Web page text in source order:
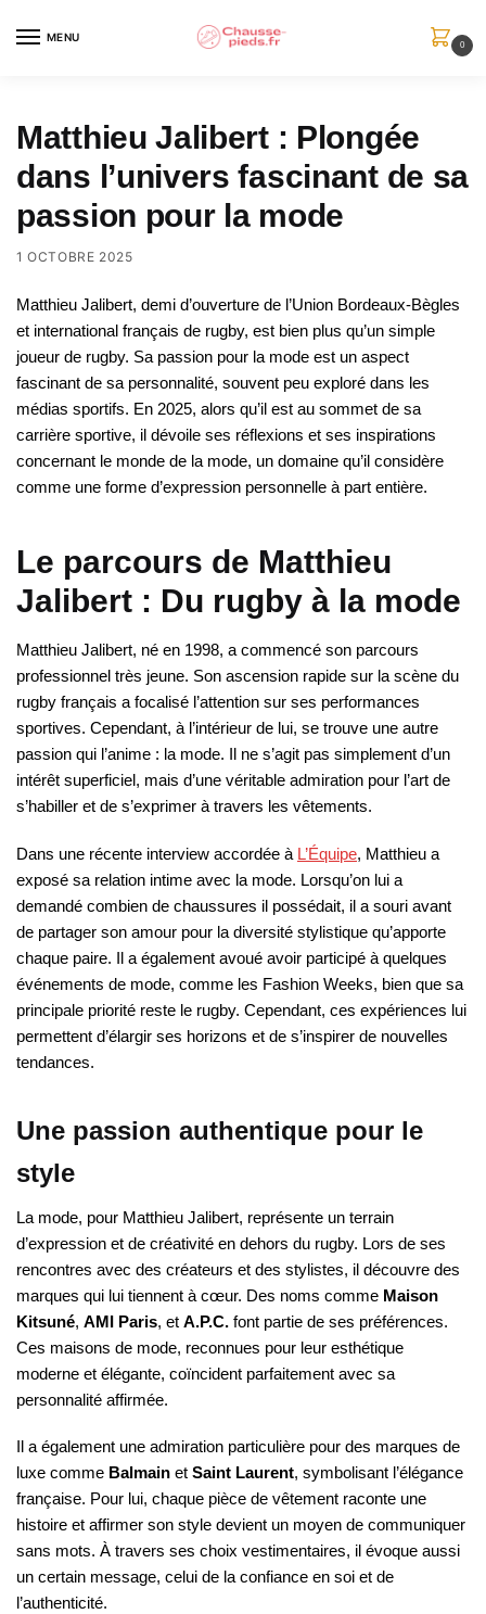
MENU
0
Matthieu Jalibert : Plongée
dans l’univers fascinant de sa
passion pour la mode
1 OCTOBRE 2025
Matthieu Jalibert, demi d’ouverture de l’Union Bordeaux-Bègles
et international français de rugby, est bien plus qu’un simple
joueur de rugby. Sa passion pour la mode est un aspect
fascinant de sa personnalité, souvent peu exploré dans les
médias sportifs. En 2025, alors qu’il est au sommet de sa
carrière sportive, il dévoile ses réflexions et ses inspirations
concernant le monde de la mode, un domaine qu’il considère
comme une forme d’expression personnelle à part entière.
Le parcours de Matthieu
Jalibert : Du rugby à la mode
Matthieu Jalibert, né en 1998, a commencé son parcours
professionnel très jeune. Son ascension rapide sur la scène du
rugby français a focalisé l’attention sur ses performances
sportives. Cependant, à l’intérieur de lui, se trouve une autre
passion qui l’anime : la mode. Il ne s’agit pas simplement d’un
intérêt superficiel, mais d’une véritable admiration pour l’art de
s’habiller et de s’exprimer à travers les vêtements.
Dans une récente interview accordée à L’Équipe, Matthieu a
exposé sa relation intime avec la mode. Lorsqu’on lui a
demandé combien de chaussures il possédait, il a souri avant
de partager son amour pour la diversité stylistique qu’apporte
chaque paire. Il a également avoué avoir participé à quelques
événements de mode, comme les Fashion Weeks, bien que sa
principale priorité reste le rugby. Cependant, ces expériences lui
permettent d’élargir ses horizons et de s’inspirer de nouvelles
tendances.
Une passion authentique pour le
style
La mode, pour Matthieu Jalibert, représente un terrain
d’expression et de créativité en dehors du rugby. Lors de ses
rencontres avec des créateurs et des stylistes, il découvre des
marques qui lui tiennent à cœur. Des noms comme Maison
Kitsuné, AMI Paris, et A.P.C. font partie de ses préférences.
Ces maisons de mode, reconnues pour leur esthétique
moderne et élégante, coïncident parfaitement avec sa
personnalité affirmée.
Il a également une admiration particulière pour des marques de
luxe comme Balmain et Saint Laurent, symbolisant l’élégance
française. Pour lui, chaque pièce de vêtement raconte une
histoire et affirmer son style devient un moyen de communiquer
sans mots. À travers ses choix vestimentaires, il évoque aussi
un certain message, celui de la confiance en soi et de
l’authenticité.